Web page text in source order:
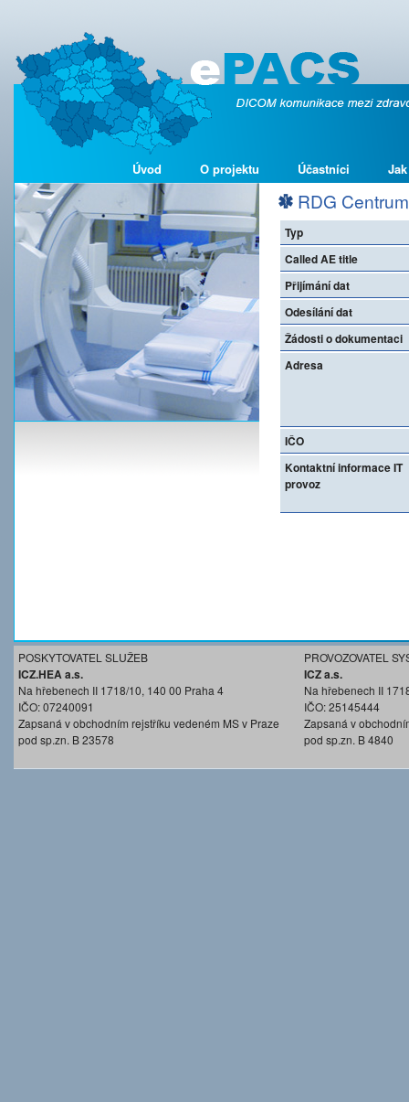
Úvod O projektu Účastníci
RDG
Typ
Called AE title
Přijímání dat
Odesílání dat
Žádosti o dokumentaci
Adresa
IČO
Kontaktní informace IT
provoz
POSKYTOVATEL SLUŽEB
ICZ.HEA a.s.
Na hřebenech II 1718/10, 140 00 Praha 4
IČO: 07240091
Zapsaná v obchodním rejstříku vedeném MS v Praze
pod sp.zn. B 23578
PROVOZOVATEL
ICZ a.s.
Na hřebenech II
IČO: 25145444
Zapsaná v
pod sp.zn. B 4840